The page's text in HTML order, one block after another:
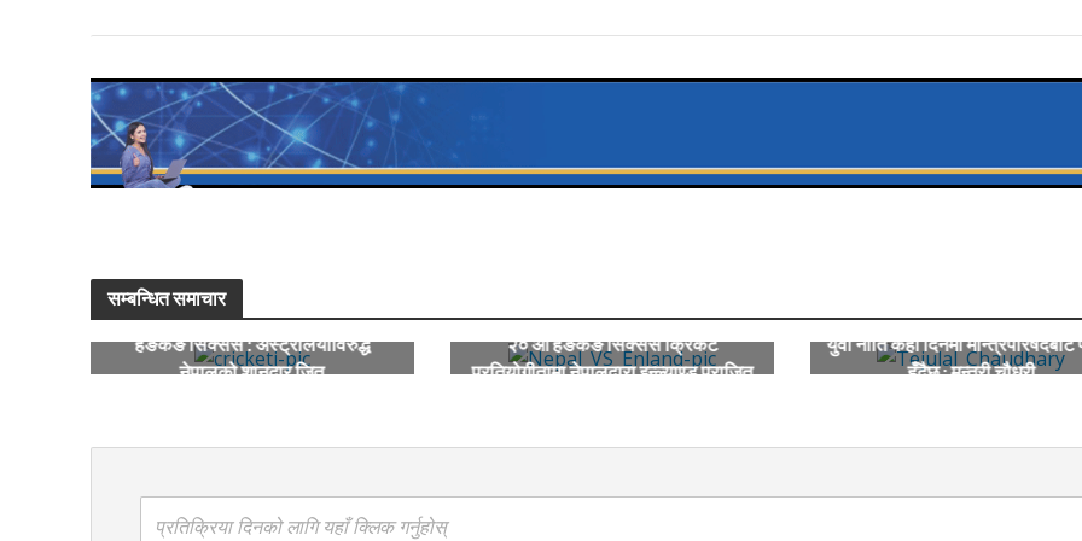
सम्बन्धित समाचार
हङकङ सिक्सेस : अस्ट्रेलियाविरुद्ध
नेपालको शानदार जित
२० औं हङकङ सिक्सेस क्रिकेट
प्रतियोगीतामा नेपालद्वारा इन्ल्याण्ड पराजित
युवा नीति केही दिनमा मन्त्रिपरिषदबाट
हुँदैछ : मन्त्री चौधरी
प्रतिक्रिया दिनको लागि यहाँ क्लिक गर्नुहोस्